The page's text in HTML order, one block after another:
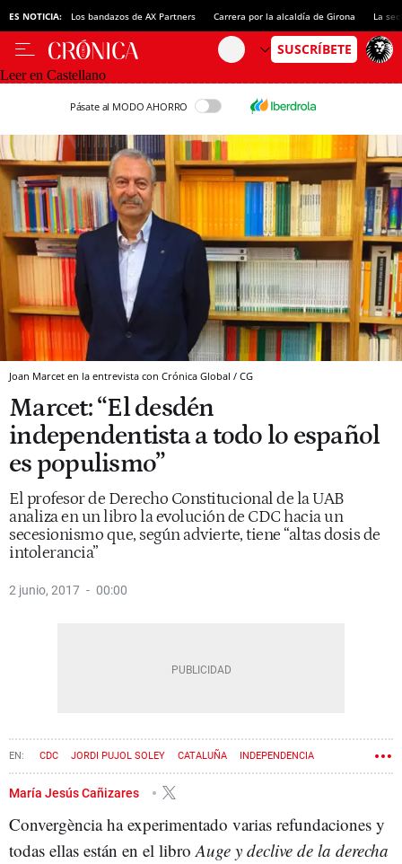
ES NOTICIA: Los bandazos de AX Partners Carrera por la alcaldía de Girona La
Leer en Castellano
Pásate al MODO AHORRO
Joan Marcet en la entrevista con Crónica Global / CG
Marcet: “El desdén
independentista a todo lo español
es populismo”
El profesor de Derecho Constitucional de la UAB
analiza en un libro la evolución de CDC hacia un
secesionismo que, según advierte, tiene “altas dosis de
intolerancia”
2 junio, 2017 00:00
CDC JORDI PUJOL SOLEY CATALUÑA INDEPENDENCIA
REFORMA CONSTITUCIONAL ARTUR MAS
CATALANISMO PDECAT CASO PALAU
María Jesús Cañizares
Convergència ha experimentado varias refundaciones y
todas ellas están en el libroAuge y declive de la derecha